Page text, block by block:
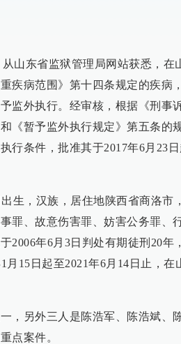
从山东省监狱管理局网站获悉，在
疾病范围》第十四条规定的疾病
监外执行。经审核，根据《刑事
《暂予监外执行规定》第五条的
行条件，批准其于2017年6月23
生，汉族，居住地陕西省商洛市
罪、故意伤害罪、妨害公务罪、
2006年6月3日判处有期徒刑20年
月15日起至2021年6月14日止，在
，另外三人是陈浩军、陈浩斌、
点案件。